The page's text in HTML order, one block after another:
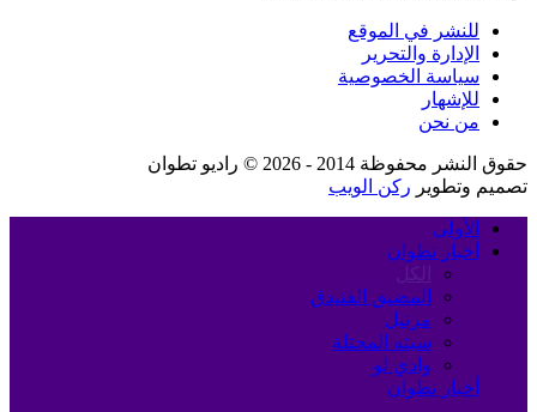
للنشر في الموقع
الإدارة والتحرير
سياسة الخصوصية
للإشهار
من نحن
حقوق النشر محفوظة 2014 - 2026 © راديو تطوان
تصميم وتطوير ركن الويب
الأولى
أخبار تطوان
الكل
المضيق الفنيدق
مرتيل
سبته المحتلة
وادي لو
أخبار تطوان